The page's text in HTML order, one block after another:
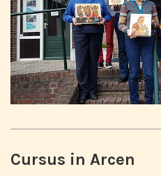
Cursus in Arcen